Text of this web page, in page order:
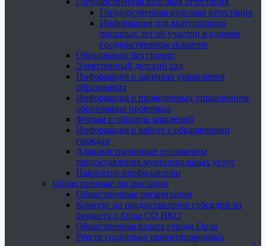
Государственная итоговая аттестация
Информация для выпускников
прошлых лет об участии в едином
государственном экзамене
Образование без границ
Электронный детский сад
Информация о закупках управления
образования
Информация о проведенных управлением
образования проверках
Формы и образцы заявлений
Информация о работе с обращениями
граждан
Административные регламенты
предоставления муниципальных услуг
Навигатор профилактики
Общественные организации
Общественные организации
Конкурс на предоставление субсидий из
бюджета г. Орла СО НКО
Общественная палата города Орла
Реестр социально ориентированных